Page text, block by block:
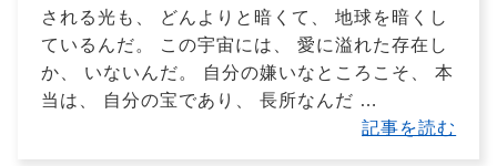
される光も、 どんよりと暗くて、 地球を暗くし
ているんだ。 この宇宙には、 愛に溢れた存在し
か、 いないんだ。 自分の嫌いなところこそ、 本
当は、 自分の宝であり、 長所なんだ …
記事を読む